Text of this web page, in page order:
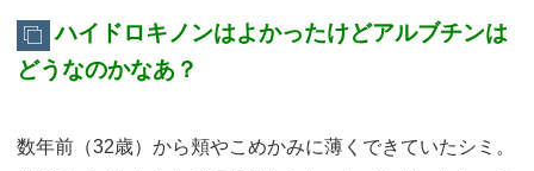
ハイドロキノンはよかったけどアルブチンは
どうなのかなあ？
数年前（32歳）から頬やこめかみに薄くできていたシミ。